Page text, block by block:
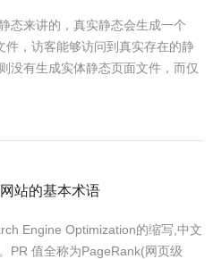
态来讲的，真实静态会生成一个
件，访客能够访问到真实存在的静
没有生成实体静态页面文件，而仅
站的基本术语
Engine Optimization的缩写,中文
PR 值全称为PageRank(网页级